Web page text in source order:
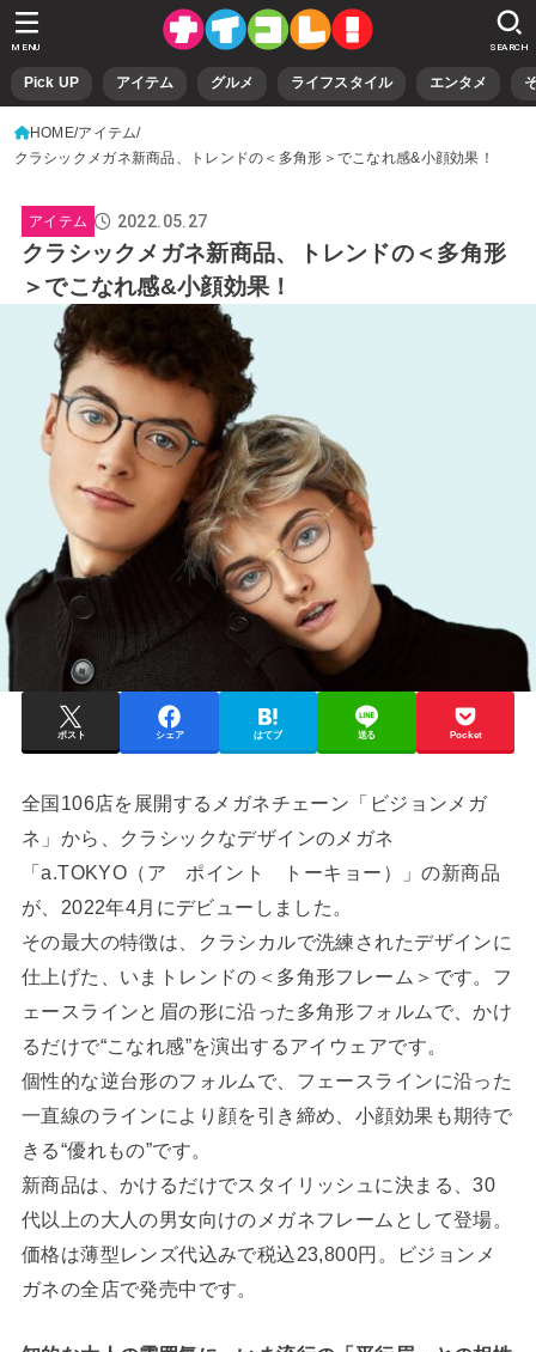
Pick UP アイテム グルメ ライフスタイル エンタメ
SEARCH
MENU
HOME アイテム
クラシックメガネ新商品、トレンドの＜多角形＞でこなれ感&小顔効果！
アイテム 2022.05.27
クラシックメガネ新商品、トレンドの＜多角形
＞でこなれ感&小顔効果！
ポスト シェア はてブ 送る Pocket
全国106店を展開するメガネチェーン「ビジョンメガ
ネ」から、クラシックなデザインのメガネ
「a.TOKYO（ア ポイント トーキョー）」の新商品
が、2022年4月にデビューしました。
その最大の特徴は、クラシカルで洗練されたデザインに
仕上げた、いまトレンドの＜多角形フレーム＞です。フ
ェースラインと眉の形に沿った多角形フォルムで、かけ
るだけで“こなれ感”を演出するアイウェアです。
個性的な逆台形のフォルムで、フェースラインに沿った
一直線のラインにより顔を引き締め、小顔効果も期待で
きる“優れもの”です。
新商品は、かけるだけでスタイリッシュに決まる、30
代以上の大人の男女向けのメガネフレームとして登場。
価格は薄型レンズ代込みで税込23,800円。ビジョンメ
ガネの全店で発売中です。